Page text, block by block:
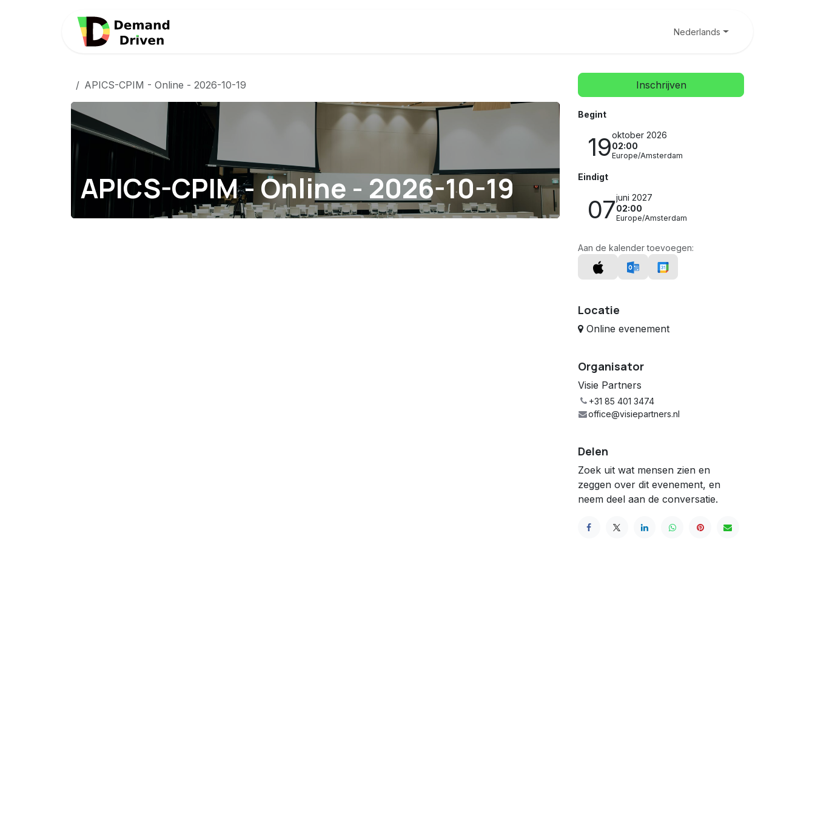
Nederlands
APICS-CPIM - Online - 2026-10-19
APICS-CPIM - Online - 2026-10-19
Inschrijven
Begint
19oktober 2026
02:00
Europe/Amsterdam
Eindigt
07juni 2027
02:00
Europe/Amsterdam
Aan de kalender toevoegen:
Locatie
Online evenement
Organisator
Visie Partners
+31 85 401 3474
office@visiepartners.nl
Delen
Zoek uit wat mensen zien en
zeggen over dit evenement, en
neem deel aan de conversatie.